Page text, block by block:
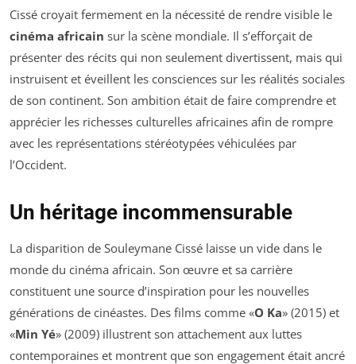
Cissé croyait fermement en la nécessité de rendre visible le
cinéma africain sur la scène mondiale. Il s’efforçait de
présenter des récits qui non seulement divertissent, mais qui
instruisent et éveillent les consciences sur les réalités sociales
de son continent. Son ambition était de faire comprendre et
apprécier les richesses culturelles africaines afin de rompre
avec les représentations stéréotypées véhiculées par
l’Occident.
Un héritage incommensurable
La disparition de Souleymane Cissé laisse un vide dans le
monde du cinéma africain. Son œuvre et sa carrière
constituent une source d’inspiration pour les nouvelles
générations de cinéastes. Des films comme «O Ka» (2015) et
«Min Yé» (2009) illustrent son attachement aux luttes
contemporaines et montrent que son engagement était ancré